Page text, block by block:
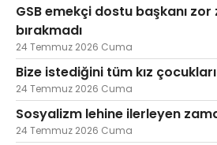
GSB emekçi dostu başkanı
bırakmadı
24 Temmuz 2026 Cuma
Bize istediğini tüm kız
24 Temmuz 2026 Cuma
Sosyalizm lehine ilerleyen
24 Temmuz 2026 Cuma